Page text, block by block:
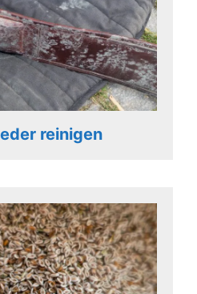
reinigen